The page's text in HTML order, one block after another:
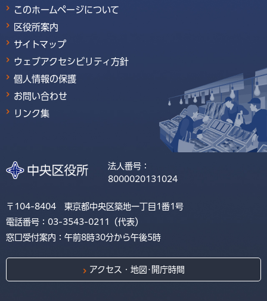
このホームページについて
区役所案内
サイトマップ
ウェブアクセシビリティ方針
個人情報の保護
お問い合わせ
リンク集
法人番号：
8000020131024
〒104-8404 東京都中央区築地一丁目1番1号
電話番号：03-3543-0211（代表）
窓口受付案内：午前8時30分から午後5時
アクセス・地図･開庁時間